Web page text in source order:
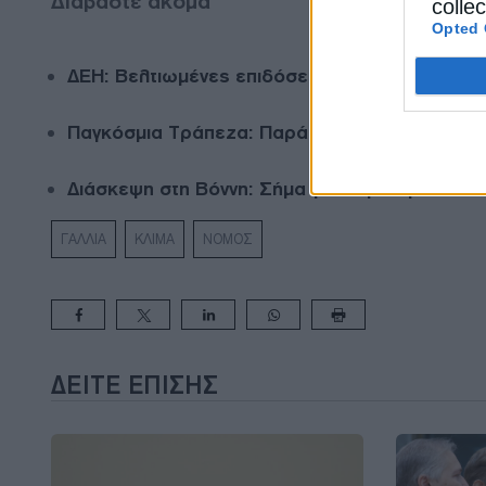
Opted
ΔΕΗ: Βελτιωμένες επιδόσεις στην αξιολόγηση
Παγκόσμια Τράπεζα: Παράταση στο σχέδιο
Διάσκεψη στη Βόννη: Σήμα για παγκόσμιο
ΓΑΛΛΙΑ ΚΛΙΜΑ ΝΟΜΟΣ
ΔΕΊΤΕ ΕΠΊΣΗΣ